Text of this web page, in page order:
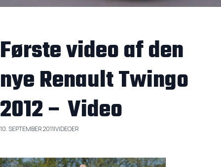
Første video af den
nye Renault Twingo
2012 – Video
10. SEPTEMBER 2011|VIDEOER